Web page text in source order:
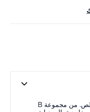
جاكيت مزدوج الصدر مصنوع من صوف خالص. من مجموعة B